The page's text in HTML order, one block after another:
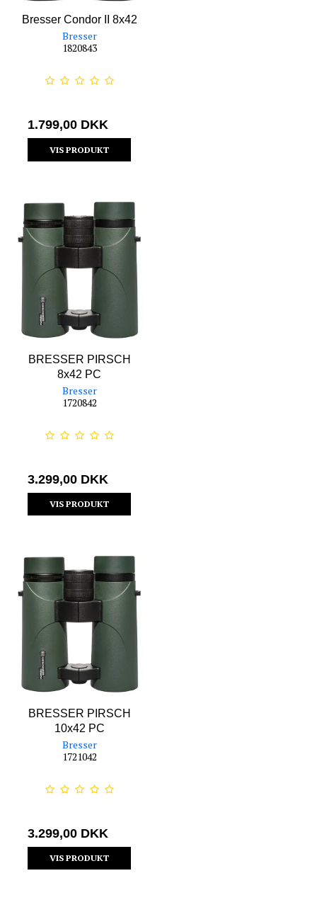
Bresser Condor II 8x42
Bresser
1820843
1.799,00 DKK
VIS PRODUKT
BRESSER PIRSCH
8x42 PC
Bresser
1720842
3.299,00 DKK
VIS PRODUKT
BRESSER PIRSCH
10x42 PC
Bresser
1721042
3.299,00 DKK
VIS PRODUKT